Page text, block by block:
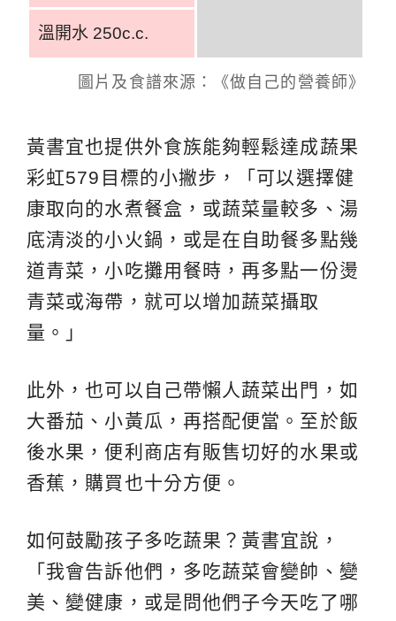
溫開水 250c.c.
圖片及食譜來源：《做自己的營養師》
黃書宜也提供外食族能夠輕鬆達成蔬果
彩虹579目標的小撇步，「可以選擇健
康取向的水煮餐盒，或蔬菜量較多、湯
底清淡的小火鍋，或是在自助餐多點幾
道青菜，小吃攤用餐時，再多點一份燙
青菜或海帶，就可以增加蔬菜攝取
量。」
此外，也可以自己帶懶人蔬菜出門，如
大番茄、小黃瓜，再搭配便當。至於飯
後水果，便利商店有販售切好的水果或
香蕉，購買也十分方便。
如何鼓勵孩子多吃蔬果？黃書宜說，
「我會告訴他們，多吃蔬菜會變帥、變
美、變健康，或是問他們子今天吃了哪